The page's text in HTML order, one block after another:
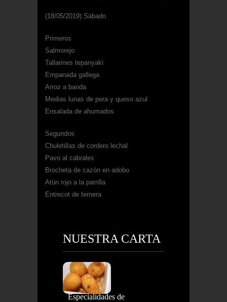
(18/05/2019) Sábado
Primeros
Salmorejo
Tallarines tepanyaki
Empanada gallega
Arroz a banda
Medias lunas de pera y queso azul
Ensalada de ahumados
Segundos
Chuletillas de cordero lechal
Pavo al cabrales
Brocheta de cazón en adobo
Atún rojo a la parrilla
Entrecot de ternera
NUESTRA CARTA
Especialidades de